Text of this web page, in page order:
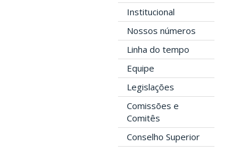
Institucional
Nossos números
Linha do tempo
Equipe
Legislações
Comissões e
Comitês
Conselho Superior